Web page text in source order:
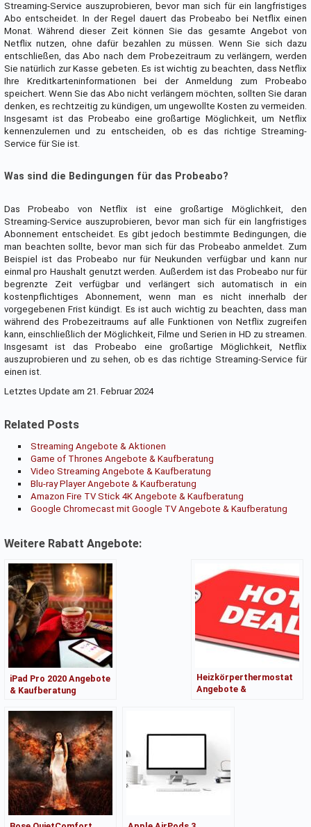
Streaming-Service auszuprobieren, bevor man sich für ein langfristiges
Abo entscheidet. In der Regel dauert das Probeabo bei Netflix einen
Monat. Während dieser Zeit können Sie das gesamte Angebot von
Netflix nutzen, ohne dafür bezahlen zu müssen. Wenn Sie sich dazu
entschließen, das Abo nach dem Probezeitraum zu verlängern, werden
Sie natürlich zur Kasse gebeten. Es ist wichtig zu beachten, dass Netflix
Ihre Kreditkarteninformationen bei der Anmeldung zum Probeabo
speichert. Wenn Sie das Abo nicht verlängern möchten, sollten Sie daran
denken, es rechtzeitig zu kündigen, um ungewollte Kosten zu vermeiden.
Insgesamt ist das Probeabo eine großartige Möglichkeit, um Netflix
kennenzulernen und zu entscheiden, ob es das richtige Streaming-
Service für Sie ist.
Was sind die Bedingungen für das Probeabo?
Das Probeabo von Netflix ist eine großartige Möglichkeit, den
Streaming-Service auszuprobieren, bevor man sich für ein langfristiges
Abonnement entscheidet. Es gibt jedoch bestimmte Bedingungen, die
man beachten sollte, bevor man sich für das Probeabo anmeldet. Zum
Beispiel ist das Probeabo nur für Neukunden verfügbar und kann nur
einmal pro Haushalt genutzt werden. Außerdem ist das Probeabo nur für
begrenzte Zeit verfügbar und verlängert sich automatisch in ein
kostenpflichtiges Abonnement, wenn man es nicht innerhalb der
vorgegebenen Frist kündigt. Es ist auch wichtig zu beachten, dass man
während des Probezeitraums auf alle Funktionen von Netflix zugreifen
kann, einschließlich der Möglichkeit, Filme und Serien in HD zu streamen.
Insgesamt ist das Probeabo eine großartige Möglichkeit, Netflix
auszuprobieren und zu sehen, ob es das richtige Streaming-Service für
einen ist.
Letztes Update am 21. Februar 2024
Related Posts
Streaming Angebote & Aktionen
Game of Thrones Angebote & Kaufberatung
Video Streaming Angebote & Kaufberatung
Blu-ray Player Angebote & Kaufberatung
Amazon Fire TV Stick 4K Angebote & Kaufberatung
Google Chromecast mit Google TV Angebote & Kaufberatung
Weitere Rabatt Angebote:
iPad Pro 2020 Angebote
& Kaufberatung
Heizkörperthermostat
Angebote &